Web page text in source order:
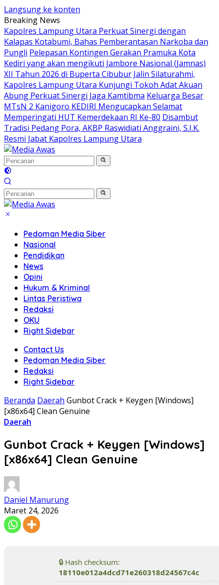
Langsung ke konten
Breaking News
Kapolres Lampung Utara Perkuat Sinergi dengan
Kalapas Kotabumi, Bahas Pemberantasan Narkoba dan
Pungli Pelepasan Kontingen Gerakan Pramuka Kota
Kediri yang akan mengikuti Jambore Nasional (Jamnas)
XII Tahun 2026 di Buperta Cibubur Jalin Silaturahmi,
Kapolres Lampung Utara Kunjungi Tokoh Adat Akuan
Abung Perkuat Sinergi Jaga Kamtibma Keluarga Besar
MTsN 2 Kanigoro KEDIRI Mengucapkan Selamat
Memperingati HUT Kemerdekaan RI Ke-80 Disambut
Tradisi Pedang Pora, AKBP Raswidiati Anggraini, S.I.K.
Resmi Jabat Kapolres Lampung Utara
Pedoman Media Siber
Nasional
Pendidikan
News
Opini
Hukum & Kriminal
Lintas Peristiwa
Redaksi
OKU
Right Sidebar
Contact Us
Pedoman Media Siber
Redaksi
Right Sidebar
Beranda Daerah Gunbot Crack + Keygen [Windows]
[x86x64] Clean Genuine
Daerah
Gunbot Crack + Keygen [Windows]
[x86x64] Clean Genuine
Daniel Manurung
Maret 24, 2026
🔒 Hash checksum:
18110e012a4dcd71e260318d24567c4c